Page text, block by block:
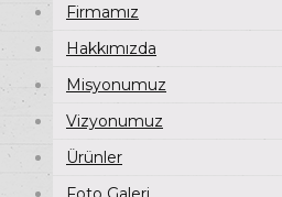
Firmamız
Hakkımızda
Misyonumuz
Vizyonumuz
Ürünler